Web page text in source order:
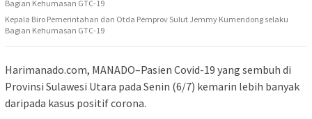
Kepala Biro Pemerintahan dan Otda Pemprov Sulut Jemmy Kumendong selaku
Bagian Kehumasan GTC-19
Harimanado.com, MANADO–Pasien Covid-19 yang sembuh di
Provinsi Sulawesi Utara pada Senin (6/7) kemarin lebih banyak
daripada kasus positif corona.